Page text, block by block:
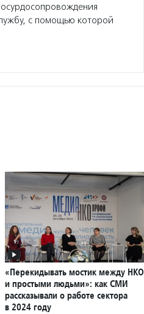
с помощью которой
«Перекидывать мостик между НКО
и простыми людьми»: как СМИ
рассказывали о работе сектора
в 2024 году